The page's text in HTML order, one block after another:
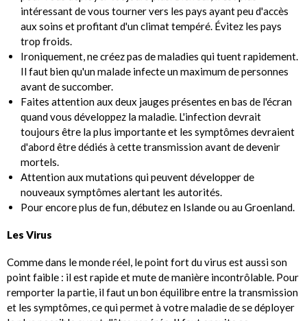
intéressant de vous tourner vers les pays ayant peu d'accès
aux soins et profitant d'un climat tempéré. Évitez les pays
trop froids.
Ironiquement, ne créez pas de maladies qui tuent rapidement.
Il faut bien qu'un malade infecte un maximum de personnes
avant de succomber.
Faites attention aux deux jauges présentes en bas de l'écran
quand vous développez la maladie. L'infection devrait
toujours être la plus importante et les symptômes devraient
d'abord être dédiés à cette transmission avant de devenir
mortels.
Attention aux mutations qui peuvent développer de
nouveaux symptômes alertant les autorités.
Pour encore plus de fun, débutez en Islande ou au Groenland.
Les Virus
Comme dans le monde réel, le point fort du virus est aussi son
point faible : il est rapide et mute de manière incontrôlable. Pour
remporter la partie, il faut un bon équilibre entre la transmission
et les symptômes, ce qui permet à votre maladie de se déployer